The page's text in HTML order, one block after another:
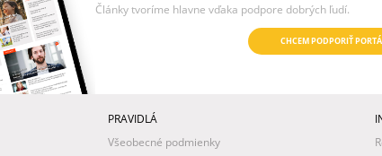
Články tvoríme hlavne vďaka podpore dobrých ľudí.
CHCEM PODPORIŤ
PRAVIDLÁ
Všeobecné podmienky